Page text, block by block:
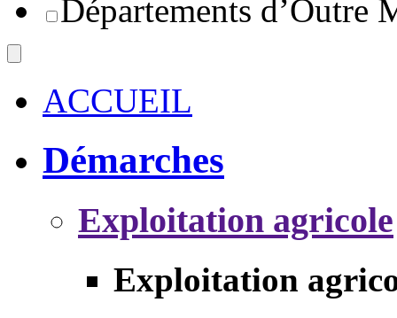
Départements d’Outre
ACCUEIL
Démarches
Exploitation agricole
Exploitation